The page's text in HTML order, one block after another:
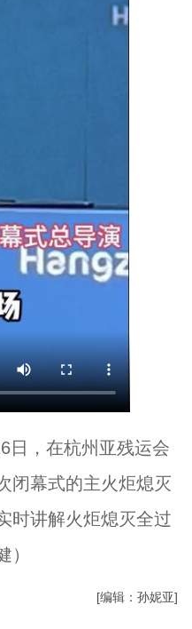
日，在杭州亚残运会
闭幕式的主火炬熄灭
时讲解火炬熄灭全过
[编辑：孙妮亚]